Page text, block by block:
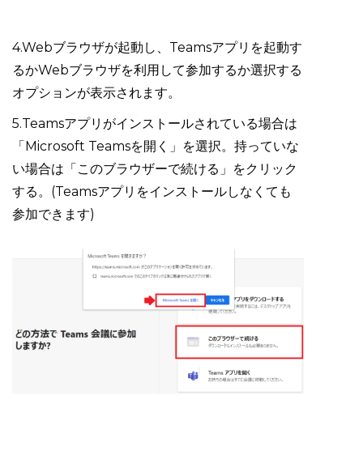
4.Webブラウザが起動し、Teamsアプリを起動す
るかWebブラウザを利用して参加するか選択する
オプションが表示されます。
5.Teamsアプリがインストールされている場合は
「Microsoft Teamsを開く」を選択。持っていな
い場合は「このブラウザーで続ける」をクリック
する。(Teamsアプリをインストールしなくても
参加できます)